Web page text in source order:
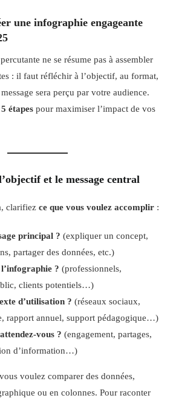
une infographie engageante
ne se résume pas à assembler
: il faut réfléchir à l’objectif, au format,
sera perçu par votre audience.
étapes pour maximiser l’impact de vos
et le message central
clarifiezce que vous voulez accomplir :
principal ? (expliquer un concept,
partager des données, etc.)
l’infographie ? (professionnels,
clients potentiels…)
d’utilisation ? (réseaux sociaux,
rapport annuel, support pédagogique…)
vous ? (engagement, partages,
d’information…)
voulez comparer des données,
ou en colonnes. Pour raconter